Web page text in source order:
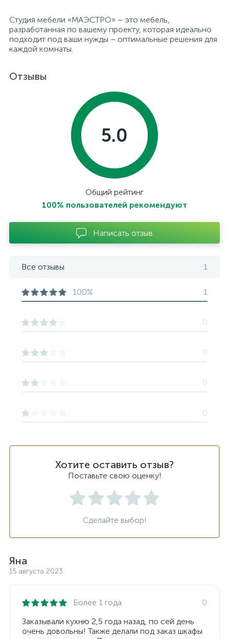
Студия мебели «МАЭСТРО» – это мебель,
разработанная по вашему проекту, которая идеально
подходит под ваши нужды – оптимальные решения для
каждой комнаты.
Отзывы
Хотите оставить отзыв?
Поставьте свою оценку!
Сделайте выбор!
Яна
15 августа 2023
Более 1 года
0
Заказывали кухню 2,5 года назад, по сей день
очень довольны! Также делали под заказ шкафы
5.0
Общий рейтинг
100% пользователей рекомендуют
Написать отзыв
Все отзывы 1
100% 1
0
0
0
0